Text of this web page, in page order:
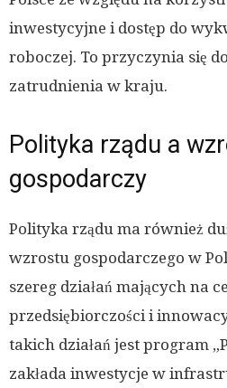
inwestycyjne i dostęp do
roboczej. To przyczynia się
zatrudnienia w kraju.
Polityka rządu a
gospodarczy
Polityka rządu ma również
wzrostu gospodarczego w
szereg działań mających na
przedsiębiorczości i
takich działań jest program
zakłada inwestycje w